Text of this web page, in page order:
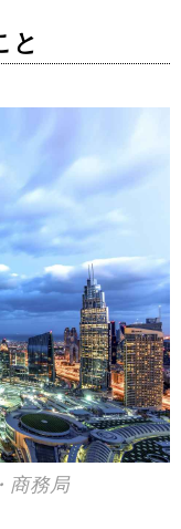
と
商務局